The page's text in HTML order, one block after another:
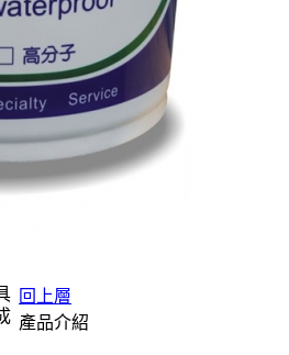
回上層
產品介紹